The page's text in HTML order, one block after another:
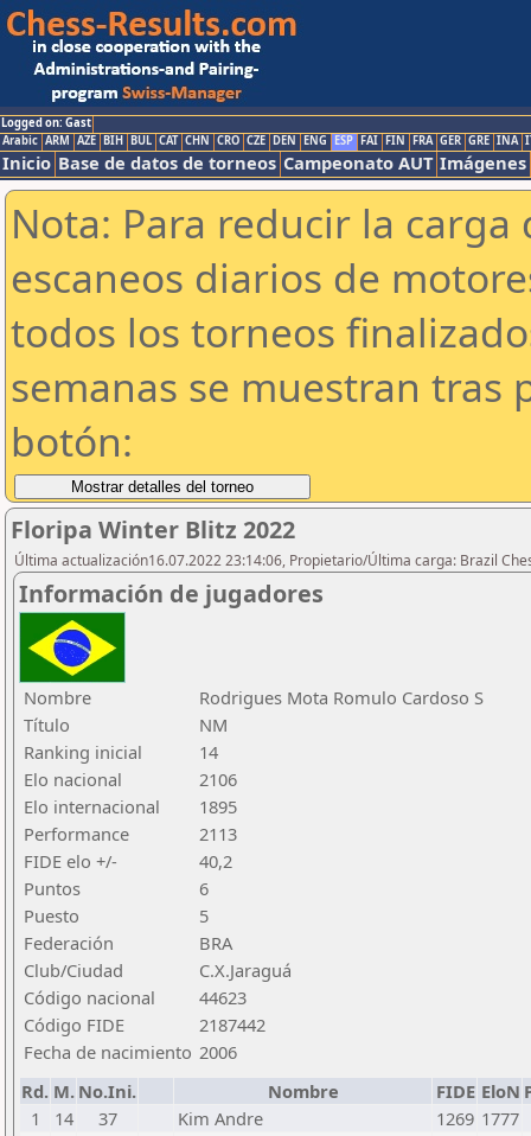
Logged on: Gast
Arabic ARM AZE BIH BUL CAT CHN CRO CZE DEN ENG ESP FAI FIN FRA GER GRE INA
Inicio Base de datos de torneos Campeonato AUT Imágenes
Nota: Para reducir la
escaneos diarios de
todos los torneos
semanas se muestran tras
botón:
Floripa Winter Blitz 2022
Última actualización16.07.2022 23:14:06, Propietario/Última carga: Brazil
Información de jugadores
Nombre
Rodrigues Mota Romulo Cardoso S
Título
NM
Ranking inicial
14
Elo nacional
2106
Elo internacional
1895
Performance
2113
FIDE elo +/-
40,2
Puntos
6
Puesto
5
Federación
BRA
Club/Ciudad
C.X.Jaraguá
Código nacional
44623
Código FIDE
2187442
Fecha de nacimiento 2006
Rd. M. No.Ini. Nombre FIDE EloN
1
14 37 Kim Andre 1269 1777